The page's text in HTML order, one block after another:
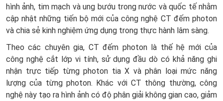
hình ảnh, tim mạch và ung bướu trong nước và quốc tế nhằm
cập nhật những tiến bộ mới của công nghệ CT đếm photon
và chia sẻ kinh nghiệm ứng dụng trong thực hành lâm sàng.
Theo các chuyên gia, CT đếm photon là thế hệ mới của
công nghệ cắt lớp vi tính, sử dụng đầu dò có khả năng ghi
nhận trực tiếp từng photon tia X và phân loại mức năng
lượng của từng photon. Khác với CT thông thường, công
nghệ này tạo ra hình ảnh có độ phân giải không gian cao, giảm